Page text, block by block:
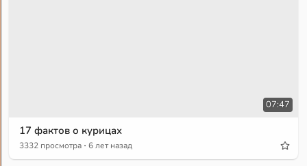
07:47
17 фактов о курицах
3332 просмотра · 6 лет назад